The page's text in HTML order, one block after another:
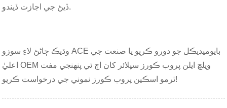
ڏيڻ جي اجازت ڏيندو.
وڌيڪ ڄاڻڻ لاءِ سوزو ACE بايوميڊيڪل جو دورو ڪريو يا صنعت جي
اعليٰ OEM ويلچ ايلن پروب ڪورز سپلائر کان اڄ ئي پنهنجي مفت
ٿرمو اسڪين پروب ڪورز نموني جي درخواست ڪريو!